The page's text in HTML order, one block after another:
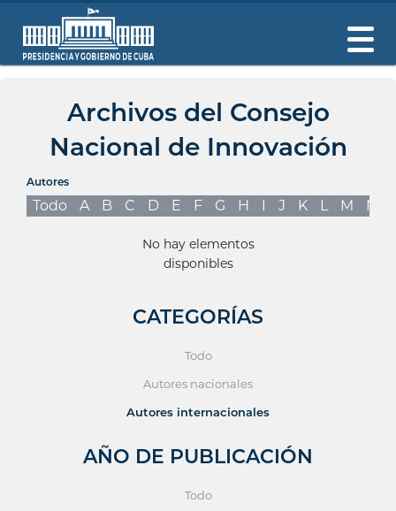
Archivos del Consejo
Nacional de Innovación
Autores
Todo A B C D E F G H I J K L M N
No hay elementos
disponibles
CATEGORÍAS
Todo
Autores nacionales
Autores internacionales
AÑO DE PUBLICACIÓN
Todo